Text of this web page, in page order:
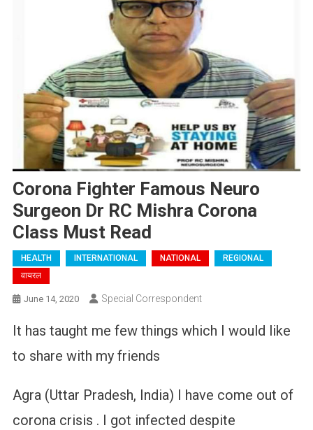
Corona Fighter Famous Neuro
Surgeon Dr RC Mishra Corona
Class Must Read
HEALTH INTERNATIONAL NATIONAL
REGIONAL
वायरल
June 14, 2020 Special Correspondent
It has taught me few things which I would like
to share with my friends
Agra (Uttar Pradesh, India) I have come out of
corona crisis . I got infected despite